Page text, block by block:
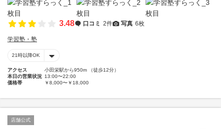
3.48 口コミ 2件 写真 6枚
学習塾・塾
21時以降OK
アクセス
小田栄駅から950m （徒歩12分）
本日の営業状況 13:00〜22:00
価格帯
￥8,000〜￥18,000
店舗公式